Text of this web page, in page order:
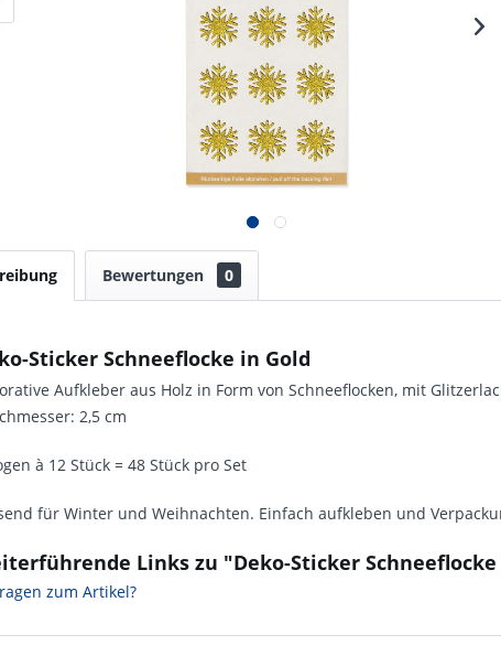
Bewertungen 0
Sticker Schneeflocke in Gold
Aufkleber aus Holz in Form von Schneeflocken, mit
2,5 cm
à 12 Stück = 48 Stück pro Set
für Winter und Weihnachten. Einfach aufkleben und
Links zu "Deko-Sticker
zum Artikel?